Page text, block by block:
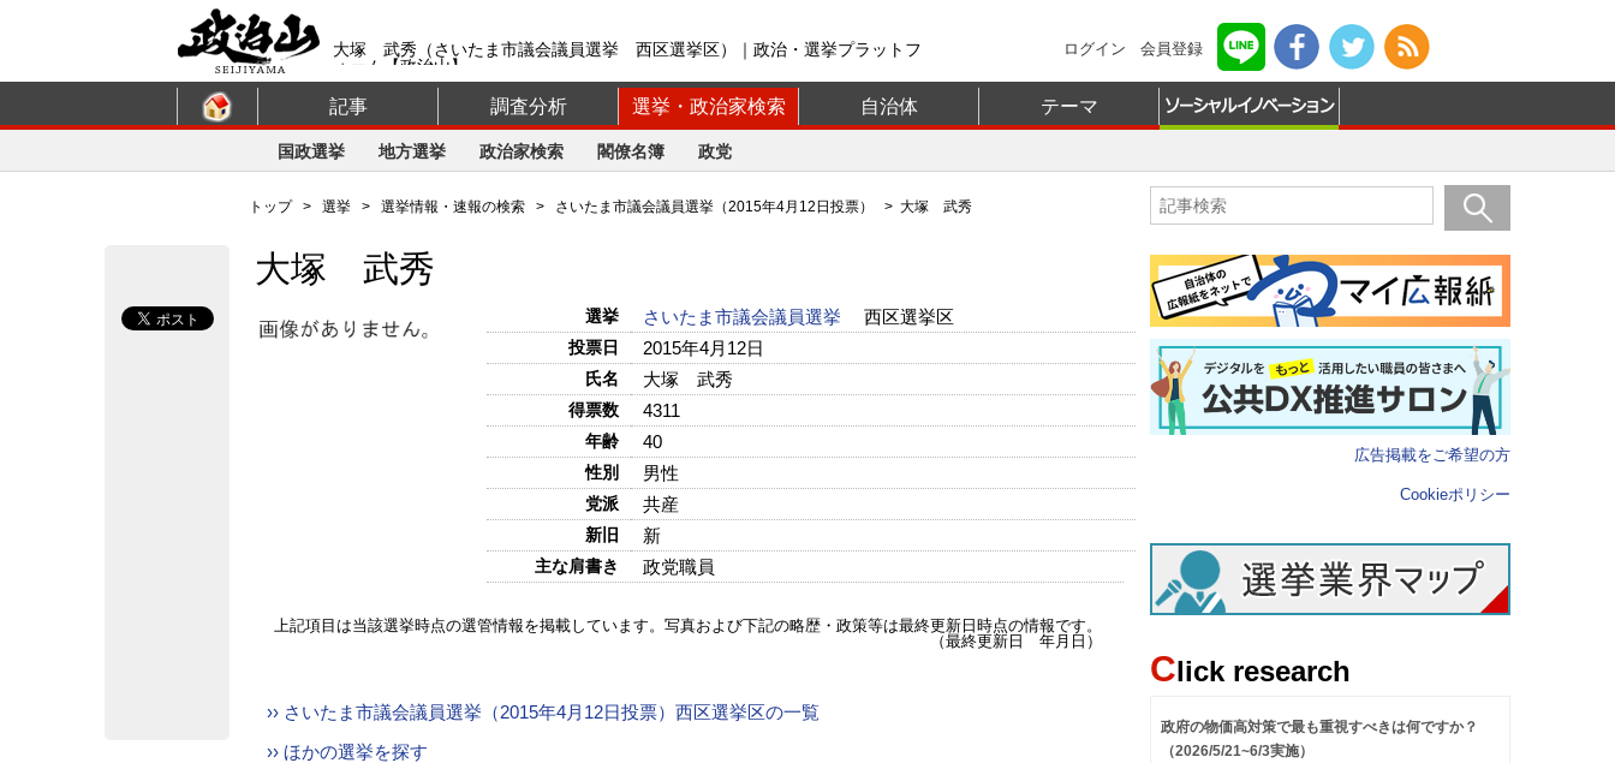
大塚 武秀（さいたま市議会議員選挙 西区選挙区）｜政治・選挙プラットフ
ォーム【政治山】
ログイン 会員登録
記事 調査分析 選挙・政治家検索 自治体 テーマ
国政選挙 地方選挙 政治家検索 閣僚名簿 政党
トップ> 選挙 > 選挙情報・速報の検索 > さいたま市議会議員選挙（2015年4月12日投票） > 大塚 武秀
大塚 武秀
選挙 さいたま市議会議員選挙 西区選挙区
投票日 2015年4月12日
氏名 大塚 武秀
得票数 4311
年齢 40
性別 男性
党派 共産
新旧 新
主な肩書き 政党職員
上記項目は当該選挙時点の選管情報を掲載しています。写真および下記の略歴・政策等は最終更新日時点の情報です。
（最終更新日 年月日）
›› さいたま市議会議員選挙（2015年4月12日投票）西区選挙区の一覧
›› ほかの選挙を探す
広告掲載をご希望の方
Cookieポリシー
Click research